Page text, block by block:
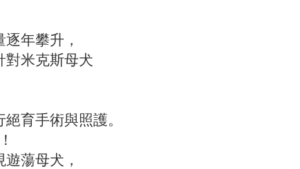
年攀升，
對米克斯母犬
育手術與照護。
蕩母犬，